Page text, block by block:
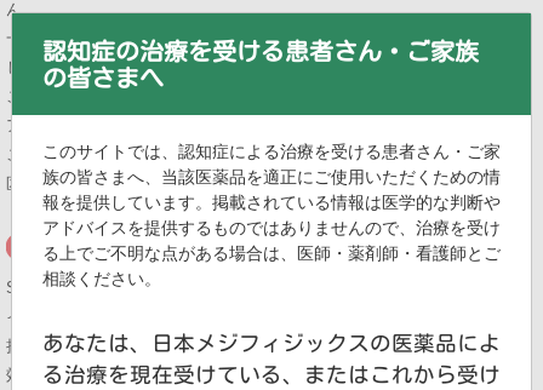
ん。
一方で、病気によって記憶や知能に障害が生じ、日常生活に支障を来して
しまう場合があり、これが「認知症」です。
この認知症の多くはアルツハイマー病と呼ばれる病気です。
アルツハイマー病の初期の症状として「もの忘れ」があります。ただ、こ
こで大切なことは、老化による「もの忘れ」と
区別することが必要だということです。
SPECT検査は早くからアルツハ
イマー病による血流分布の異常を
捉えることができ、早期診断に有
効と報告されています。
認知症の治療を受ける患者さん・ご家族
の皆さまへ
このサイトでは、認知症による治療を受ける患者さん・ご家
族の皆さまへ、当該医薬品を適正にご使用いただくための情
報を提供しています。掲載されている情報は医学的な判断や
アドバイスを提供するものではありませんので、治療を受け
る上でご不明な点がある場合は、医師・薬剤師・看護師とご
相談ください。
あなたは、日本メジフィジックスの医薬品によ
る治療を現在受けている、またはこれから受け